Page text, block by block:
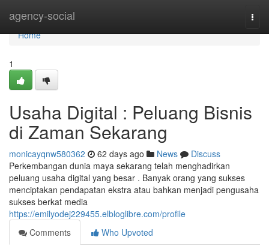
agency-social
Home
Home
1
Usaha Digital : Peluang Bisnis
di Zaman Sekarang
monicayqnw580362 62 days ago News
Discuss
Perkembangan dunia maya sekarang telah menghadirkan
peluang usaha digital yang besar . Banyak orang yang sukses
menciptakan pendapatan ekstra atau bahkan menjadi pengusaha
sukses berkat media
https://emilyodej229455.elbloglibre.com/profile
Comments
Who Upvoted